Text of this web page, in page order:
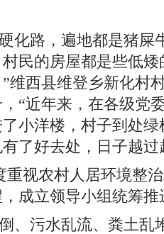
化路，遍地都是猪屎
民的房屋都是些低
维西县维登乡新化村
“近年来，在各级党
小洋楼，村子到处
了好去处，日子越过
重视农村人居环境整
成立领导小组统筹推
、污水乱流、粪土乱